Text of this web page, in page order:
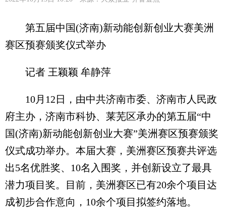
第五届中国(济南)新动能创新创业大赛美洲
赛区预赛颁奖仪式举办
记者 王颖颖 牟静萍
10月12日，由中共济南市委、济南市人民政
府主办，济南市科协、莱芜区承办的第五届“中
国(济南)新动能创新创业大赛”美洲赛区预赛颁奖
仪式成功举办。本届大赛，美洲赛区预赛共评选
出5名优胜奖、10名入围奖，并创新设立了最具
潜力项目奖。目前，美洲赛区已有20余个项目达
成初步合作意向，10余个项目拟签约落地。